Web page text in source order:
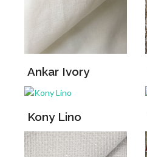
Ankar Ivory
Kony Lino